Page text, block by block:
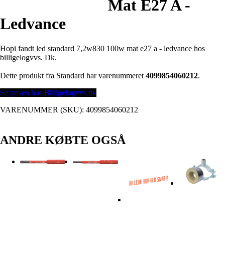
Mat E27 A -
Ledvance
Hopi fandt led standard 7,2w830 100w mat e27 a - ledvance hos
billigelogvvs. Dk.
Dette produkt fra Standard har varenummeret 4099854060212.
Se prisen hos Billigelogvvs.dk
VARENUMMER (SKU): 4099854060212
ANDRE KØBTE OGSÅ